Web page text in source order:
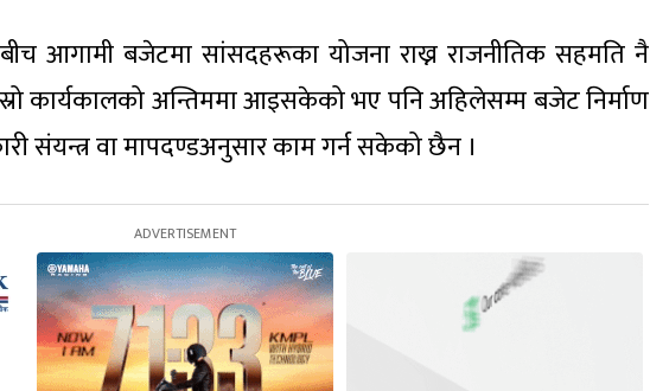
आगामी बजेटमा सांसदहरूका योजना राख्न राजनीतिक सहमति नै
कार्यकालको अन्तिममा आइसकेको भए पनि अहिलेसम्म बजेट निर्माण
संयन्त्र वा मापदण्डअनुसार काम गर्न सकेको छैन ।